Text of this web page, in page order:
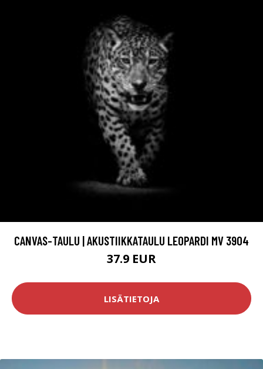
CANVAS-TAULU | AKUSTIIKKATAULU LEOPARDI MV 3904
37.9 EUR
LISÄTIETOJA